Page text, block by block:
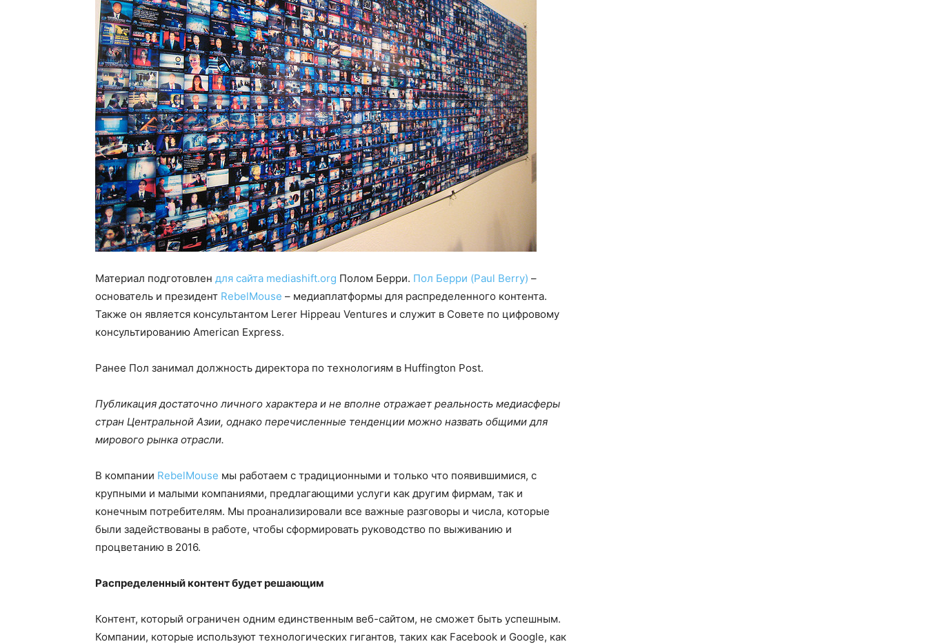
Материал подготовлен для сайта mediashift.org Полом Берри. Пол Берри (Paul Berry) –
основатель и президент RebelMouse – медиаплатформы для распределенного контента.
Также он является консультантом Lerer Hippeau Ventures и служит в Совете по цифровому
консультированию American Express.
Ранее Пол занимал должность директора по технологиям в Huffington Post.
Публикация достаточно личного характера и не вполне отражает реальность медиасферы
стран Центральной Азии, однако перечисленные тенденции можно назвать общими для
мирового рынка отрасли.
В компании RebelMouse мы работаем с традиционными и только что появившимися, с
крупными и малыми компаниями, предлагающими услуги как другим фирмам, так и
конечным потребителям. Мы проанализировали все важные разговоры и числа, которые
были задействованы в работе, чтобы сформировать руководство по выживанию и
процветанию в 2016.
Распределенный контент будет решающим
Контент, который ограничен одним единственным веб-сайтом, не сможет быть успешным.
Компании, которые используют технологических гигантов, таких как Facebook и Google, как